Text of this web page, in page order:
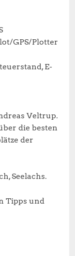
GPS/Plotter
E-
Veltrup.
die besten
der
Seelachs.
Tipps und